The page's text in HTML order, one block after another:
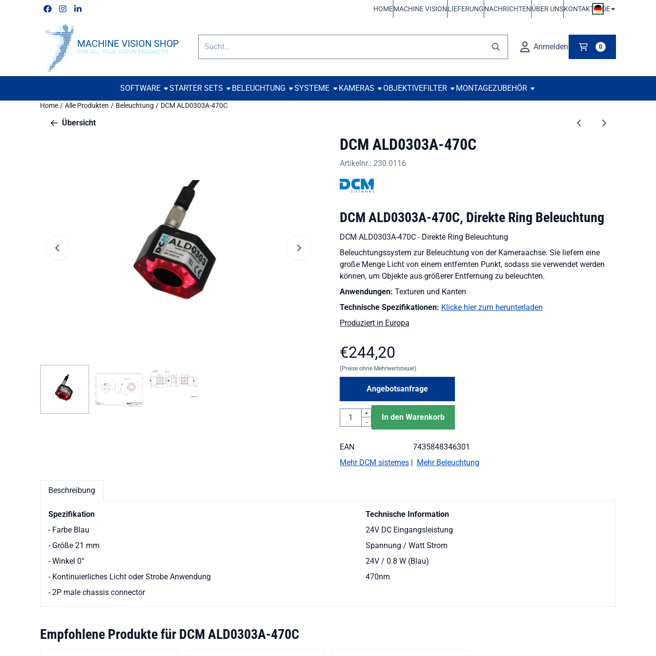
Cookie-Einstellungen verfügbar. Einstellungen wählen oder alle Cookies zulassen.
Folgen Sie uns auf Facebook
Folgen Sie uns auf Instagram
Folgen Sie uns auf Linkedin HOMEMACHINE VISIONLIEFERUNGNACHRICHTENÜBER UNSKONTAKT DE
Anmelden 0
SOFTWARE STARTER SETS BELEUCHTUNG SYSTEME KAMERAS OBJEKTIVEFILTER MONTAGEZUBEHÖR
Home / Alle Produkten / Beleuchtung / DCM ALD0303A-470C
Übersicht
DCM ALD0303A-470C
Artikelnr.: 230.0116
DCM ALD0303A-470C, Direkte Ring Beleuchtung
DCM ALD0303A-470C - Direkte Ring Beleuchtung
Beleuchtungssystem zur Beleuchtung von der Kameraachse. Sie liefern eine
große Menge Licht von einem entfernten Punkt, sodass sie verwendet werden
können, um Objekte aus größerer Entfernung zu beleuchten.
Anwendungen: Texturen und Kanten
Technische Spezifikationen: Klicke hier zum herunterladen
Produziert in Europa
€244,20
(Preise ohne Mehrwertsteuer)
Angebotsanfrage
Anzahl
+
-
In den Warenkorb
EAN
7435848346301
Mehr DCM sistemes| Mehr Beleuchtung
Beschreibung
Spezifikation
- Farbe Blau
- Größe 21 mm
- Winkel 0°
- Kontinuierliches Licht oder Strobe Anwendung
- 2P male chassis connector
Technische Information
24V DC Eingangsleistung
Spannung / Watt Strom
24V / 0.8 W (Blau)
470nm
Empfohlene Produkte für DCM ALD0303A-470C